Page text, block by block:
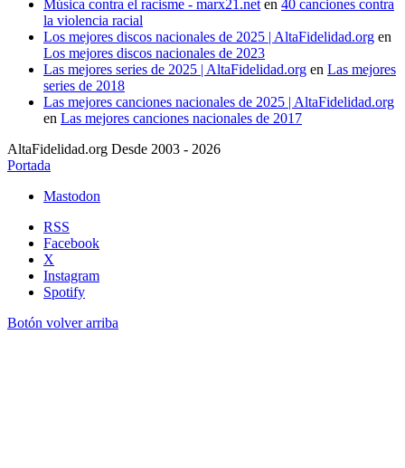
Música contra el racisme - marx21.neten 40 canciones contra
la violencia racial
Los mejores discos nacionales de 2025 | AltaFidelidad.org en
Los mejores discos nacionales de 2023
Las mejores series de 2025 | AltaFidelidad.org en Las mejores
series de 2018
Las mejores canciones nacionales de 2025 | AltaFidelidad.org
en Las mejores canciones nacionales de 2017
AltaFidelidad.org Desde 2003 - 2026
Portada
Mastodon
RSS
Facebook
X
Instagram
Spotify
Botón volver arriba